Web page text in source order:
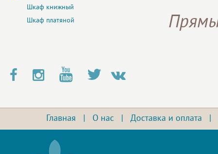
Шкаф книжный
Шкаф платяной
Главная О нас Доставка и оплата